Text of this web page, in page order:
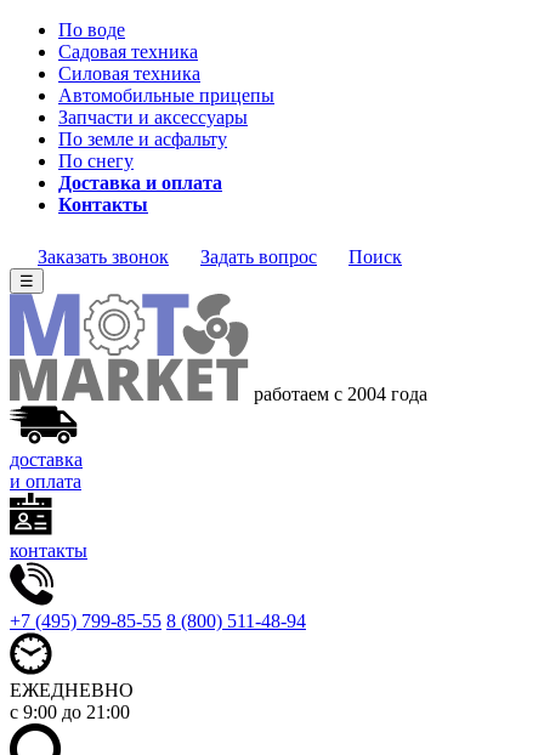
По воде
Садовая техника
Силовая техника
Автомобильные прицепы
Запчасти и аксессуары
По земле и асфальту
По снегу
Доставка и оплата
Контакты
Заказать звонок Задать вопрос Поиск
☰
работаем с 2004 года
доставка
и оплата
контакты
+7 (495) 799-85-55 8 (800) 511-48-94
ЕЖЕДНЕВНО
с 9:00 до 21:00